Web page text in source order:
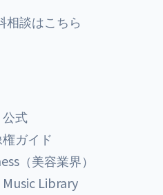
相談はこちら
式
ガイド
（美容業界）
Library